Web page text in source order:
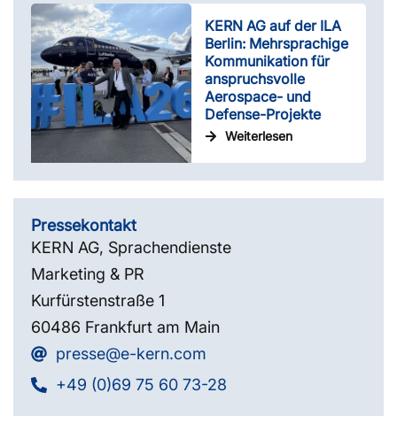
KERN AG auf der ILA
Berlin: Mehrsprachige
Kommunikation für
anspruchsvolle
Aerospace- und
Defense-Projekte
Weiterlesen
Pressekontakt
KERN AG, Sprachendienste
Marketing & PR
Kurfürstenstraße 1
60486 Frankfurt am Main
presse@e-kern.com
+49 (0)69 75 60 73-28